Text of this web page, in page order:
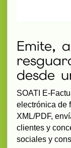
Emite,
desde
SOATI E-
electrónica de
XML/PDF,
clientes y
sociales y